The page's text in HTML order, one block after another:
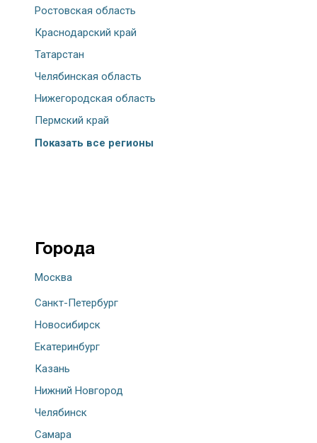
Ростовская область
Краснодарский край
Татарстан
Челябинская область
Нижегородская область
Пермский край
Показать все регионы
Города
Москва
Санкт-Петербург
Новосибирск
Екатеринбург
Казань
Нижний Новгород
Челябинск
Самара